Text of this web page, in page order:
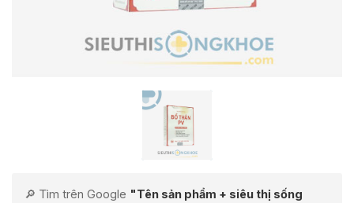
🔎 Tìm trên Google "Tên sản phẩm + siêu thị sống